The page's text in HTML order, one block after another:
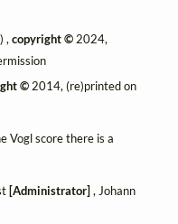
,copyright © 2024,
©2014, (re)printed on
Vogl score there is a
[Administrator] , Johann